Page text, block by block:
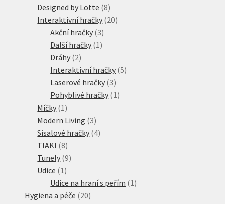
Designed by Lotte 88
produktů
Interaktivní hračky 2020
Akční hračky 33
produkty
Další hračky 1 1
Dráhy 22
produkty
Interaktivní hračky 55
Laserové hračky 33
produkty
Pohyblivé hračky 1 1
Míčky 1 1
produkt
Modern Living 33
produkty
Sisalové hračky 44
TIAKI 88
produktů
Tunely 99
Udice 1 1
produkt
Udice na hraní s peřím 1 1
Hygiena a péče 2020